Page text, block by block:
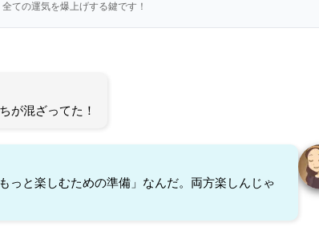
ての運気を爆上げする鍵です！
が混ざってた！
っと楽しむための準備」なんだ。両方楽しんじゃ